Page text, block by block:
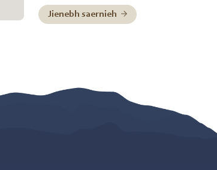
Jienebh saernieh